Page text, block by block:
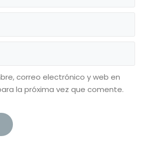
correo electrónico y web en
la próxima vez que comente.